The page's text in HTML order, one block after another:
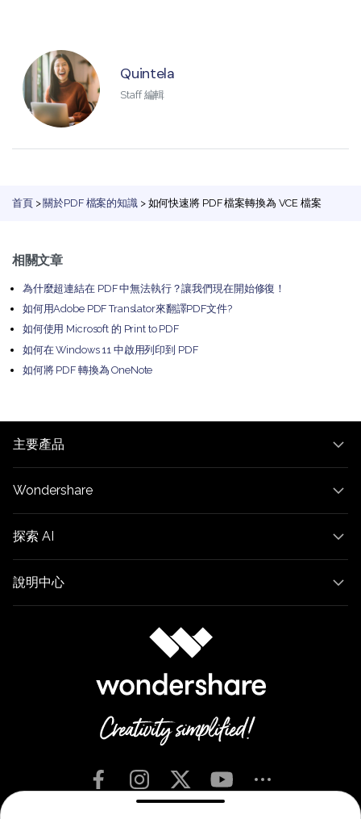
Quintela
Staff 編輯
首頁> 關於PDF 檔案的知識> 如何快速將 PDF 檔案轉換為 VCE 檔案
相關文章
為什麼超連結在 PDF 中無法執行？讓我們現在開始修復！
如何用Adobe PDF Translator來翻譯PDF文件?
如何使用 Microsoft 的 Print to PDF
如何在 Windows 11 中啟用列印到 PDF
如何將 PDF 轉換為 OneNote
主要產品
Wondershare
探索 AI
說明中心